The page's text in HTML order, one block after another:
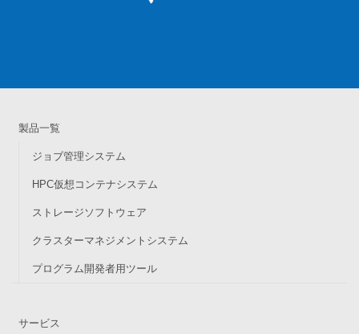
製品一覧
ジョブ管理システム
HPC仮想コンテナシステム
ストレージソフトウェア
クラスターマネジメントシステム
プログラム開発者用ツール
サービス